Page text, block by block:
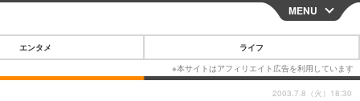
CLOSE
MENU
エンタメ ライフ
2003.7.8（火）18:30